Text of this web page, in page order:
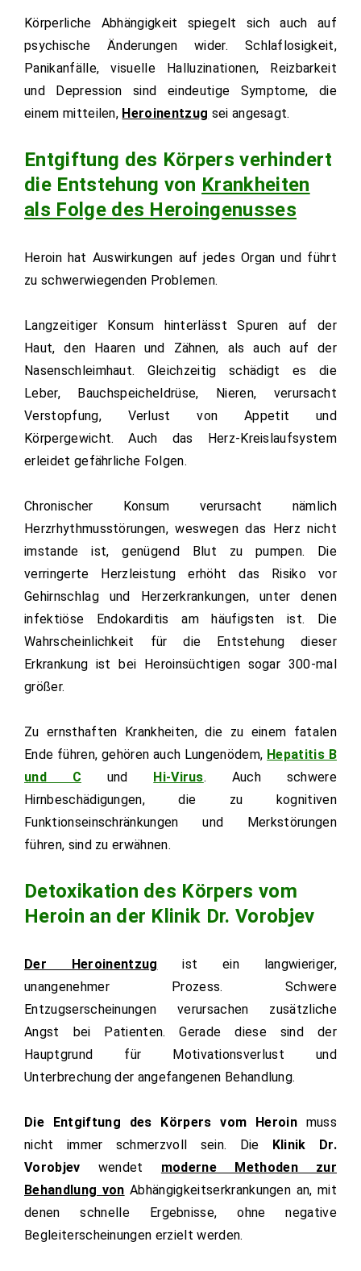
Körperliche Abhängigkeit spiegelt sich auch auf
psychische Änderungen wider. Schlaflosigkeit,
Panikanfälle, visuelle Halluzinationen, Reizbarkeit
und Depression sind eindeutige Symptome, die
einem mitteilen, Heroinentzug sei angesagt.
Entgiftung des Körpers verhindert
die Entstehung von Krankheiten
als Folge des Heroingenusses
Heroin hat Auswirkungen auf jedes Organ und führt
zu schwerwiegenden Problemen.
Langzeitiger Konsum hinterlässt Spuren auf der
Haut, den Haaren und Zähnen, als auch auf der
Nasenschleimhaut. Gleichzeitig schädigt es die
Leber, Bauchspeicheldrüse, Nieren, verursacht
Verstopfung, Verlust von Appetit und
Körpergewicht. Auch das Herz-Kreislaufsystem
erleidet gefährliche Folgen.
Chronischer Konsum verursacht nämlich
Herzrhythmusstörungen, weswegen das Herz nicht
imstande ist, genügend Blut zu pumpen. Die
verringerte Herzleistung erhöht das Risiko vor
Gehirnschlag und Herzerkrankungen, unter denen
infektiöse Endokarditis am häufigsten ist. Die
Wahrscheinlichkeit für die Entstehung dieser
Erkrankung ist bei Heroinsüchtigen sogar 300-mal
größer.
Zu ernsthaften Krankheiten, die zu einem fatalen
Ende führen, gehören auch Lungenödem, Hepatitis B
und C und Hi-Virus. Auch schwere
Hirnbeschädigungen, die zu kognitiven
Funktionseinschränkungen und Merkstörungen
führen, sind zu erwähnen.
Detoxikation des Körpers vom
Heroin an der Klinik Dr. Vorobjev
Der Heroinentzug ist ein langwieriger,
unangenehmer Prozess. Schwere
Entzugserscheinungen verursachen zusätzliche
Angst bei Patienten. Gerade diese sind der
Hauptgrund für Motivationsverlust und
Unterbrechung der angefangenen Behandlung.
Die Entgiftung des Körpers vom Heroinmuss
nicht immer schmerzvoll sein. Die Klinik Dr.
Vorobjev wendet moderne Methoden zur
Behandlung von Abhängigkeitserkrankungen an, mit
denen schnelle Ergebnisse, ohne negative
Begleiterscheinungen erzielt werden.